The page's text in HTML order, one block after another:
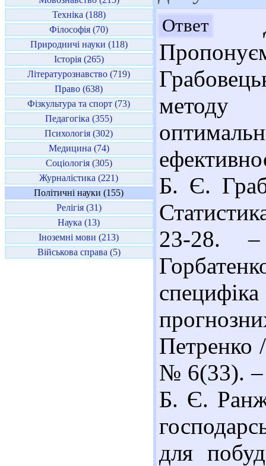
Техніка (188)
Філософія (70)
Природничі науки (118)
Історія (265)
Літературознавство (719)
Право (638)
Фізкультура та спорт (73)
Педагогіка (355)
Психологія (302)
Медицина (74)
Соціологія (305)
Журналістика (221)
Політичні науки (155)
Релігія (31)
Наука (13)
Іноземні мови (213)
Військова справа (5)
Ответ
методу
Б. Є.
23-28.
Петренко
№ 6(33). –
Б. Є.
для